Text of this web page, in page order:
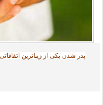
پدر شدن یکی از زیباترین